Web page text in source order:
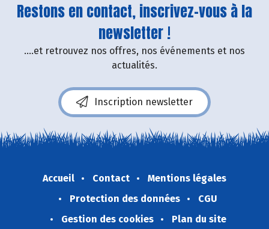
Restons en contact, inscrivez-vous à la
newsletter !
....et retrouvez nos offres, nos événements et nos
actualités.
Inscription newsletter
Accueil Contact
Mentions légales
Protection des données
CGU
Gestion des cookies
Plan du site